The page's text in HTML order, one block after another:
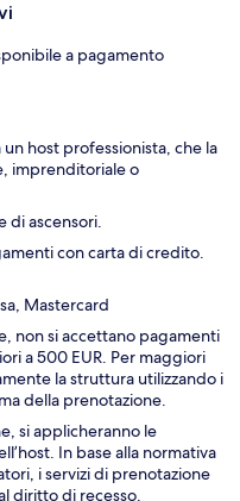
a pagamento
host professionista, che la
imprenditoriale o
di ascensori.
con carta di credito.
Mastercard
non si accettano pagamenti
a 500 EUR. Per maggiori
la struttura utilizzando i
della prenotazione.
si applicheranno le
In base alla normativa
i servizi di prenotazione
diritto di recesso.